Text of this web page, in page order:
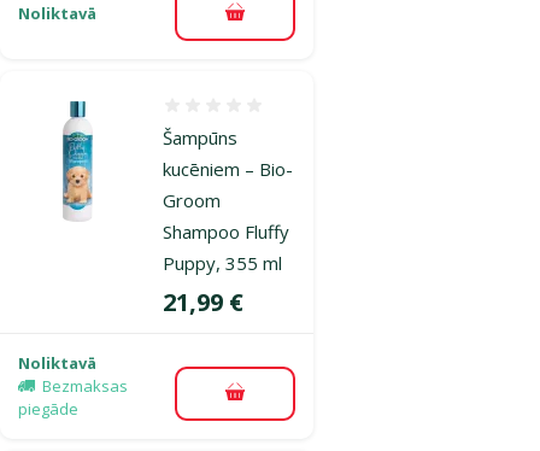
Noliktavā Pievienot grozam
Šampūns
kucēniem – Bio-
Groom
Shampoo Fluffy
Puppy, 355 ml
Cena
21,99 €
Noliktavā
Bezmaksas
piegāde
Pievienot grozam